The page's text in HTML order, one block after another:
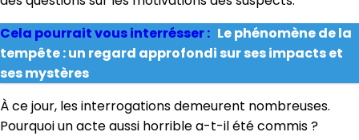
Cela pourrait vous interrésser : Le phénomène de la
tempête : un regard approfondi sur ses impacts et
ses mystères
À ce jour, les interrogations demeurent nombreuses.
Pourquoi un acte aussi horrible a-t-il été commis ?